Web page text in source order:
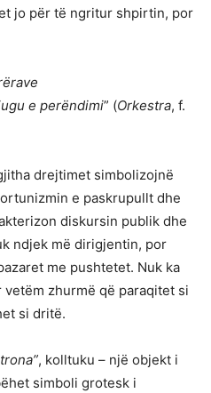
jo për të ngritur shpirtin, por
e perëndimi” (Orkestra, f.
drejtimet simbolizojnë
e paskrupullt dhe
diskursin publik dhe
ndjek më dirigjentin, por
me pushtetet. Nuk ka
zhurmë që paraqitet si
si dritë.
, kolltuku – një objekt i
simboli grotesk i